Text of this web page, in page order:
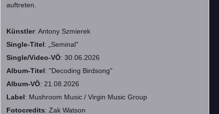
auftreten.
Künstler: Antony Szmierek
Single-Titel: „Seminal"
Single/Video-VÖ: 30.06.2026
Album-Titel: "Decoding Birdsong"
Album-VÖ: 21.08.2026
Label: Mushroom Music / Virgin Music Group
Fotocredits: Zak Watson